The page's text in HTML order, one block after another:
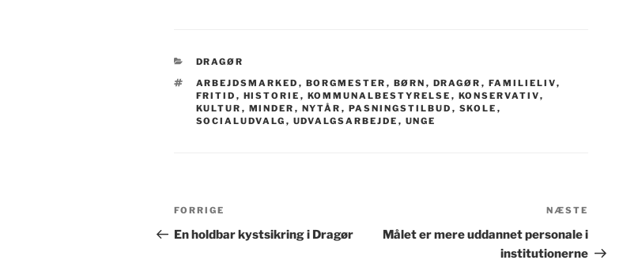
KATEGORIER
DRAGØR
TAGS
ARBEJDSMARKED , BORGMESTER , BØRN , DRAGØR , FAMILIELIV,
FRITID , HISTORIE , KOMMUNALBESTYRELSE , KONSERVATIV,
KULTUR , MINDER , NYTÅR , PASNINGSTILBUD , SKOLE ,
SOCIALUDVALG , UDVALGSARBEJDE , UNGE
Indlægsnavigation
Forrige
indlæg
FORRIGE
En holdbar kystsikring i Dragør
indlæg
NÆSTE
Målet er mere uddannet personale i
institutionerne